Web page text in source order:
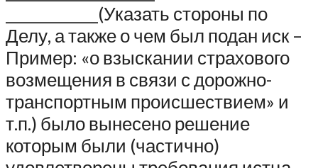
_____________(Указать стороны по
Делу, а также о чем был подан иск –
Пример: «о взыскании страхового
возмещения в связи с дорожно-
транспортным происшествием» и
т.п.) было вынесено решение
которым были (частично)